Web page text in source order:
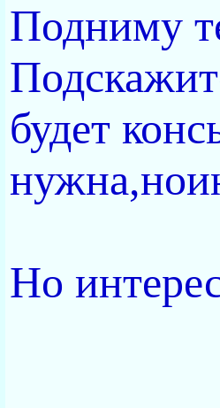
Подниму
будет
Но